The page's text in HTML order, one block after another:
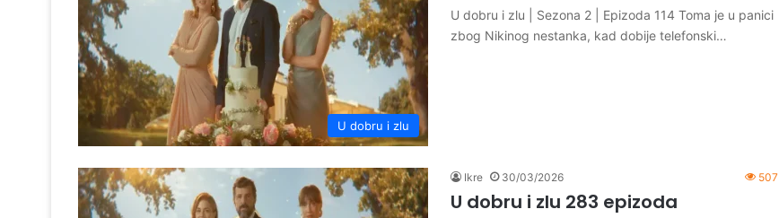
U dobru i zlu
U dobru i zlu | Sezona 2 | Epizoda 114 Toma je u panici
zbog Nikinog nestanka, kad dobije telefonski…
Ikre 30/03/2026 507
U dobru i zlu 283 epizoda